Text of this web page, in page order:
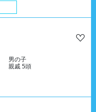
男の子
親戚 5頭